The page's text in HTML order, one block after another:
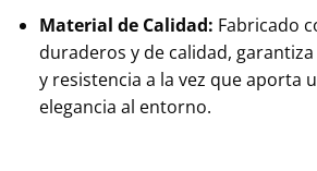
Material de Calidad: Fabricado
duraderos y de calidad,
y resistencia a la vez que aporta
elegancia al entorno.